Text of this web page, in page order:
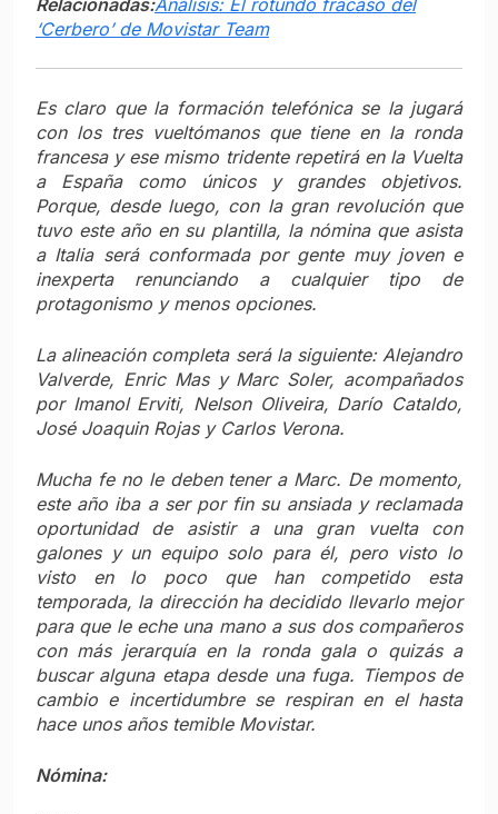
Relacionadas:Análisis: El rotundo fracaso del
‘Cerbero’ de Movistar Team
Es claro que la formación telefónica se la jugará
con los tres vueltómanos que tiene en la ronda
francesa y ese mismo tridente repetirá en la Vuelta
a España como únicos y grandes objetivos.
Porque, desde luego, con la gran revolución que
tuvo este año en su plantilla, la nómina que asista
a Italia será conformada por gente muy joven e
inexperta renunciando a cualquier tipo de
protagonismo y menos opciones.
La alineación completa será la siguiente: Alejandro
Valverde, Enric Mas y Marc Soler, acompañados
por Imanol Erviti, Nelson Oliveira, Darío Cataldo,
José Joaquin Rojas y Carlos Verona.
Mucha fe no le deben tener a Marc. De momento,
este año iba a ser por fin su ansiada y reclamada
oportunidad de asistir a una gran vuelta con
galones y un equipo solo para él, pero visto lo
visto en lo poco que han competido esta
temporada, la dirección ha decidido llevarlo mejor
para que le eche una mano a sus dos compañeros
con más jerarquía en la ronda gala o quizás a
buscar alguna etapa desde una fuga. Tiempos de
cambio e incertidumbre se respiran en el hasta
hace unos años temible Movistar.
Nómina: